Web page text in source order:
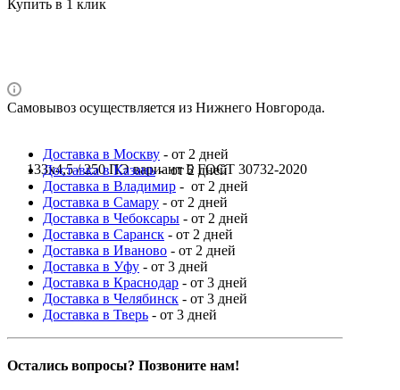
133x4,5 / 250 ПЭ вариант Б ГОСТ 30732-2020
Купить в 1 клик
Самовывоз осуществляется из Нижнего Новгорода.
Доставка в Москву - от 2 дней
Доставка в Казань- от 2 дней
Доставка в Владимир - от 2 дней
Доставка в Самару - от 2 дней
Доставка в Чебоксары - от 2 дней
Доставка в Саранск - от 2 дней
Доставка в Иваново - от 2 дней
Доставка в Уфу - от 3 дней
Доставка в Краснодар - от 3 дней
Доставка в Челябинск - от 3 дней
Доставка в Тверь - от 3 дней
Остались вопросы? Позвоните нам!